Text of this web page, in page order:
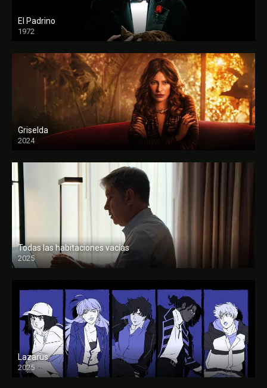
El Padrino
1972
FULL HD
Griselda
2024
Todas las habitaciones vacías
2025
FULL HD
Lazarus
2025